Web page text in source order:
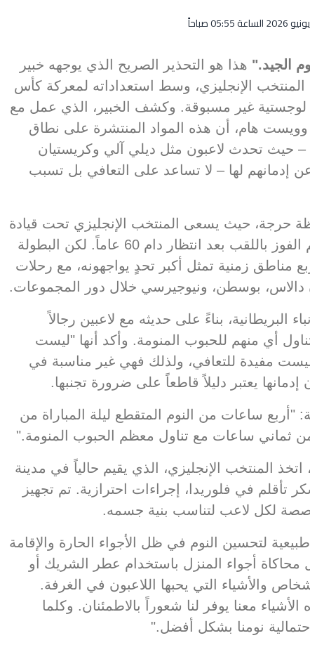
الجيد." هذا هو التحذير الصريح الذي يوجهه خبير
الإنجليزي، وسط استعداداته لمعركة كأس
لوجستية غير مسبوقة. وكشف الخبير، الذي عمل مع
وويست هام، أن هذه المواد المنتشرة على نطاق
حيث تحدث لاعبون مثل ديلي آلي وكريستيان
إدمانهم لها – لا تساعد على التعافي بل تسبب
حرجة، حيث يسعى المنتخب الإنجليزي تحت قيادة
توماس توخيل لتحقيق حلم الفوز باللقب بعد انتظار دام 60 عاماً. لكن البطولة
مناطق زمنية تمثل أكبر تحدٍ يواجهونه، مع رحلات
دالاس، بوسطن، ونيوجيرسي خلال دور المجموعات.
البريطانية، بناءً على حديثه مع لاعبين رجالاً
أي منهم للحبوب المنومة. وأكد أنها "ليست
مفيدة للتعافي، ولذلك فهي غير مناسبة في
يعتبر دليلاً قاطعاً على ضرورة تجنبها.
"أربع ساعات من النوم المتقطع ليلة المباراة من
ثماني ساعات مع تناول معظم الحبوب المنومة."
المنتخب الإنجليزي، الذي يقيم حالياً في مدينة
في فلوريدا، إجراءات احترازية. تم تجهيز
لكل لاعب لتناسب بنية جسمه.
لتحسين النوم في ظل الأجواء الحارة والإقامة
أجواء المنزل باستخدام عطر الشريك أو
والأشياء التي يحبها اللاعبون في الغرفة.
معنا يوفر لنا شعوراً بالاطمئنان. وكلما
نومنا بشكل أفضل."